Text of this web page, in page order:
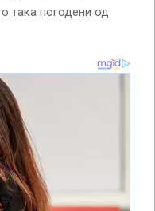
така погодени од